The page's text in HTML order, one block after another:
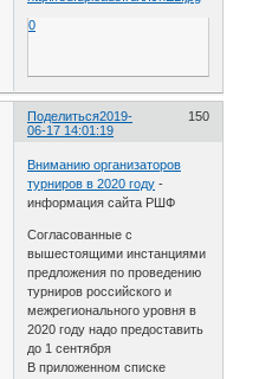
0
Поделиться 150
2019-
06-17 14:01:19
Вниманию организаторов
турниров в 2020 году -
информация сайта РШФ
Согласованные с
вышестоящими инстанциями
предложения по проведению
турниров российского и
межрегионального уровня в
2020 году надо предоставить
до 1 сентября
В приложенном списке